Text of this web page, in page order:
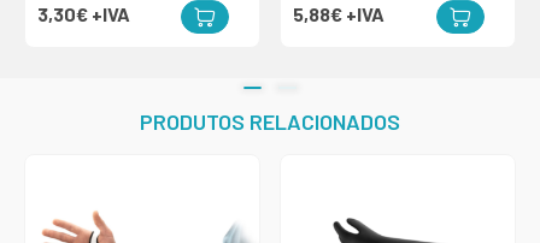
3,30€ +IVA 5,88€ +IVA
PRODUTOS RELACIONADOS